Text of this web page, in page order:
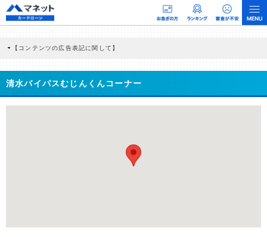
【コンテンツの広告表記に関して】
商品を根拠なくPRするものではなく、当編集部の調査／ユーザーへの口コミ収集な
どに基づき、公平性を担保した情報提供を行っています。
>提携企業一覧
清水バイパスむじんくんコーナー